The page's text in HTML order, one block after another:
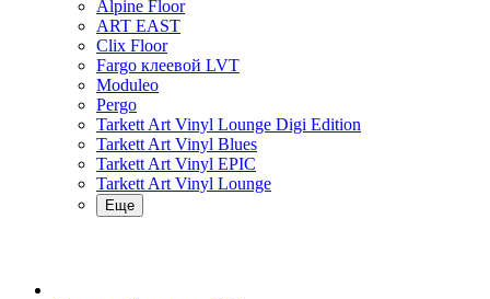
Alpine Floor
ART EAST
Clix Floor
Fargo клеевой LVT
Moduleo
Pergo
Tarkett Art Vinyl Lounge Digi Edition
Tarkett Art Vinyl Blues
Tarkett Art Vinyl EPIC
Tarkett Art Vinyl Lounge
Еще